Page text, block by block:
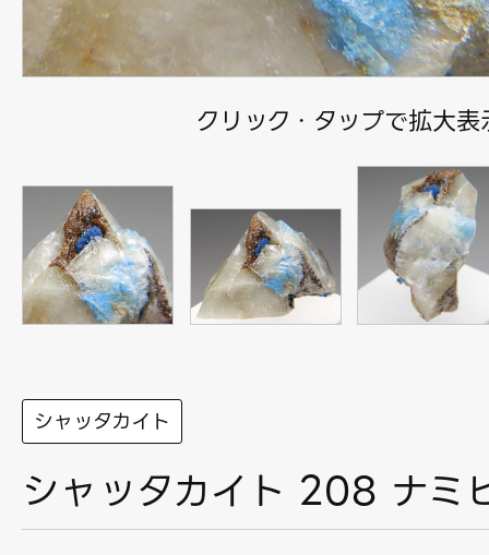
クリック・タップで拡大表
シャッタカイト
シャッタカイト 208 ナミ